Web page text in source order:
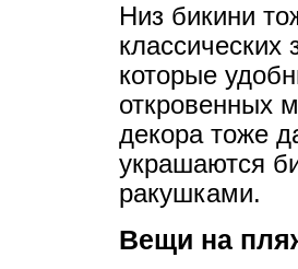
Низ бикини
классических
которые
откровенных
декора тоже
украшаются
ракушками.
Вещи на